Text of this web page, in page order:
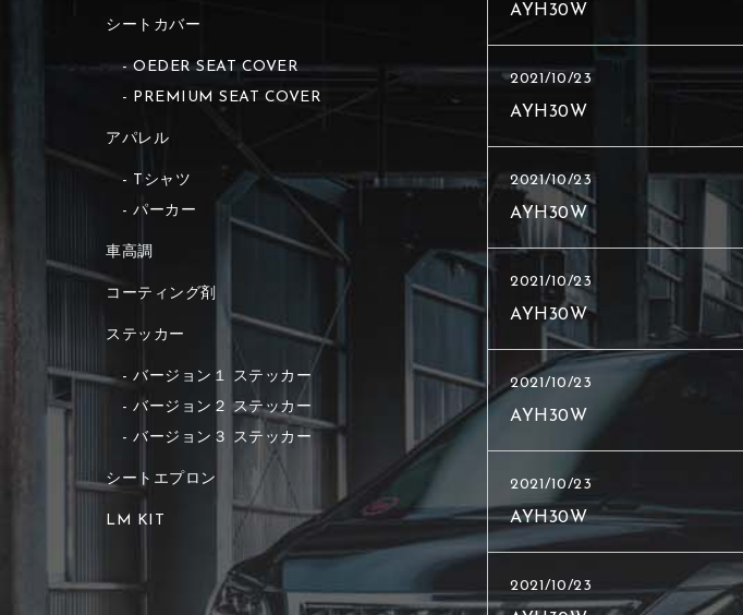
AYH30W
2021/10/23
AYH30W
2021/10/23
AYH30W
2021/10/23
AYH30W
2021/10/23
AYH30W
2021/10/23
AYH30W
2021/10/23
シートカバー
OEDER SEAT COVER
PREMIUM SEAT COVER
アパレル
Tシャツ
パーカー
車高調
コーティング剤
ステッカー
バージョン１ ステッカー
バージョン２ ステッカー
バージョン３ ステッカー
シートエプロン
LM KIT